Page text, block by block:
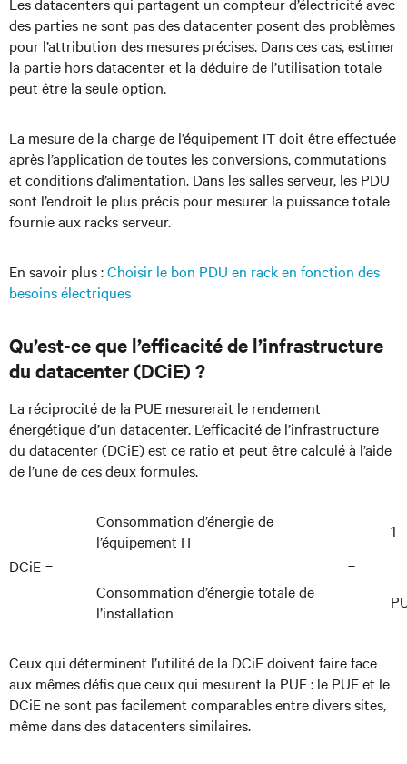
des parties ne sont pas des datacenter posent des problèmes
pour l’attribution des mesures précises. Dans ces cas, estimer
la partie hors datacenter et la déduire de l’utilisation totale
peut être la seule option.
La mesure de la charge de l’équipement IT doit être effectuée
après l’application de toutes les conversions, commutations
et conditions d’alimentation. Dans les salles serveur, les PDU
sont l’endroit le plus précis pour mesurer la puissance totale
fournie aux racks serveur.
En savoir plus :Choisir le bon PDU en rack en fonction des
besoins électriques
Qu’est-ce que l’efficacité de l’infrastructure
du datacenter (DCiE) ?
La réciprocité de la PUE mesurerait le rendement
énergétique d’un datacenter. L’efficacité de l’infrastructure
du datacenter (DCiE) est ce ratio et peut être calculé à l’aide
de l’une de ces deux formules.
DCiE =
Consommation d’énergie de
l’équipement IT
=
1
Consommation d’énergie totale de
l’installation
Ceux qui déterminent l’utilité de la DCiE doivent faire face
aux mêmes défis que ceux qui mesurent la PUE : le PUE et le
DCiE ne sont pas facilement comparables entre divers sites,
même dans des datacenters similaires.